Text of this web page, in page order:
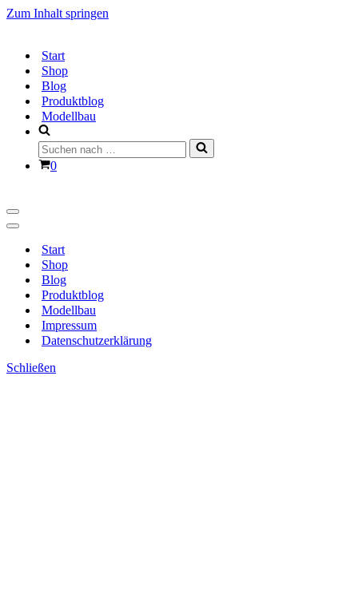
Zum Inhalt springen
Start
Shop
Blog
Produktblog
Modellbau
Suchen
nach …
Warenkorb
0
Navigationsmenü
Navigationsmenü
Start
Shop
Blog
Produktblog
Modellbau
Impressum
Datenschutzerklärung
Schließen